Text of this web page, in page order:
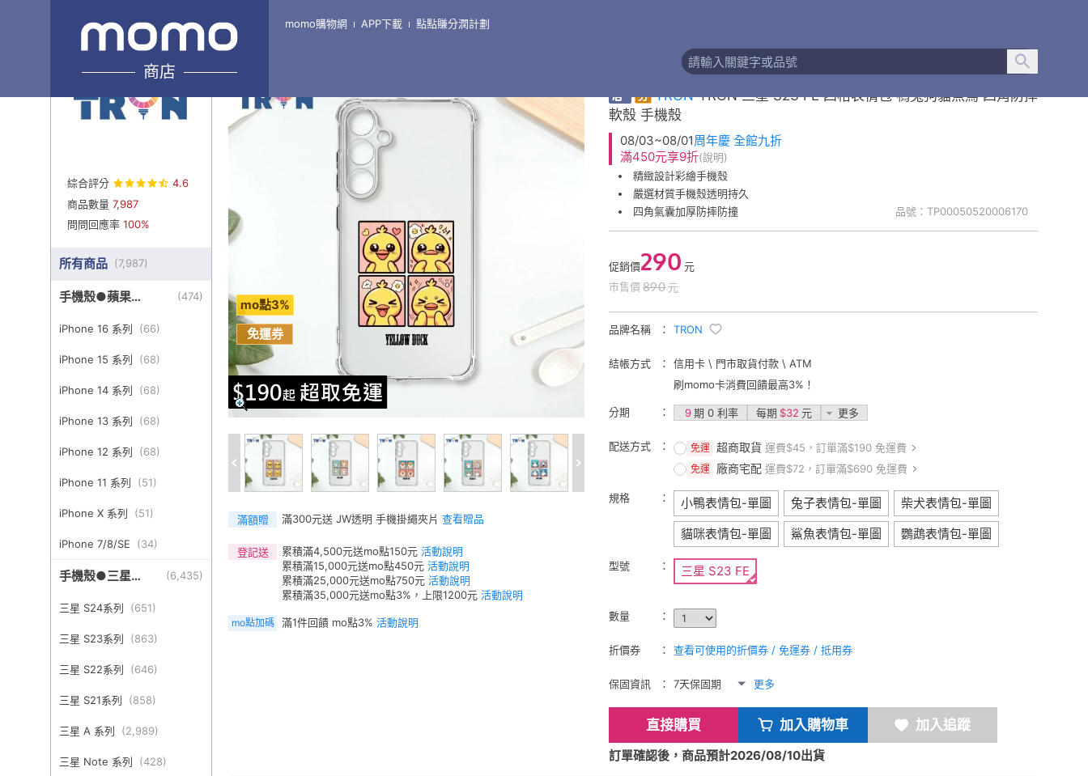
商店
momo購物網 APP下載 點點賺分潤計劃
綜合評分
4.6
商品數量 7,987
問問回應率 100%
所有商品 (7,987)
手機殼●蘋果
(474)
iPhone 16 系列 (66)
iPhone 15 系列 (68)
iPhone 14 系列 (68)
iPhone 13 系列 (68)
iPhone 12 系列 (68)
iPhone 11 系列 (51)
iPhone X 系列 (51)
iPhone 7/8/SE (34)
手機殼●三星
(6,435)
三星 S24系列 (651)
三星 S23系列 (863)
三星 S22系列 (646)
三星 S21系列 (858)
三星 A 系列 (2,989)
三星 Note 系列 (428)
mo點3%
免運券
滿額贈 滿300元送 JW透明 手機掛繩夾片 查看贈品
登記送 累積滿4,500元送mo點150元 活動說明
累積滿15,000元送mo點450元 活動說明
累積滿25,000元送mo點750元 活動說明
累積滿35,000元送mo點3%，上限1200元 活動說明
mo點加碼 滿1件回饋 mo點3% 活動說明
精緻彩繪手機殼
券 TRON TRON 三星 S23 FE 四格表情包 鴨兔狗貓魚鳥 四角防摔
軟殼 手機殼
08/03~08/01周年慶 全館九折
滿450元享9折(說明)
品號：TP00050520006170
精緻設計彩繪手機殼
嚴選材質手機殼透明持久
四角氣囊加厚防摔防撞
促銷價290 元
市售價 890 元
品牌名稱 TRON
結帳方式
信用卡 \ 門市取貨付款 \ ATM
刷momo卡消費回饋最高3%！
分期 9期 0 利率 每期 $32 元 更多
配送方式 免運 超商取貨 運費$45，訂單滿$190 免運費
免運 廠商宅配 運費$72，訂單滿$690 免運費
規格 小鴨表情包-單圖 兔子表情包-單圖
柴犬表情包-單圖
貓咪表情包-單圖
鯊魚表情包-單圖 鸚鵡表情包-單圖
型號 三星 S23 FE
數量
折價券 查看可使用的折價券 / 免運券 / 抵用券
保固資訊 7天保固期 更多
直接購買 加入購物車 加入追蹤
訂單確認後，商品預計2026/08/10出貨